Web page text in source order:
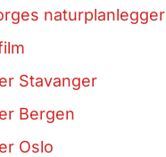
naturplanlegger
Stavanger
Bergen
Oslo